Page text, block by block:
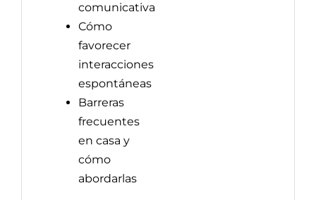
comunicativa
Cómo
favorecer
interacciones
espontáneas
Barreras
frecuentes
en casa y
cómo
abordarlas